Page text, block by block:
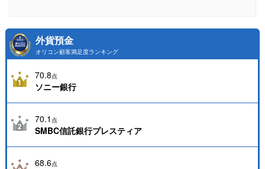
外貨預金
オリコン顧客満足度ランキング
70.8点
ソニー銀行
70.1 点
SMBC信託銀行プレスティア
68.6点